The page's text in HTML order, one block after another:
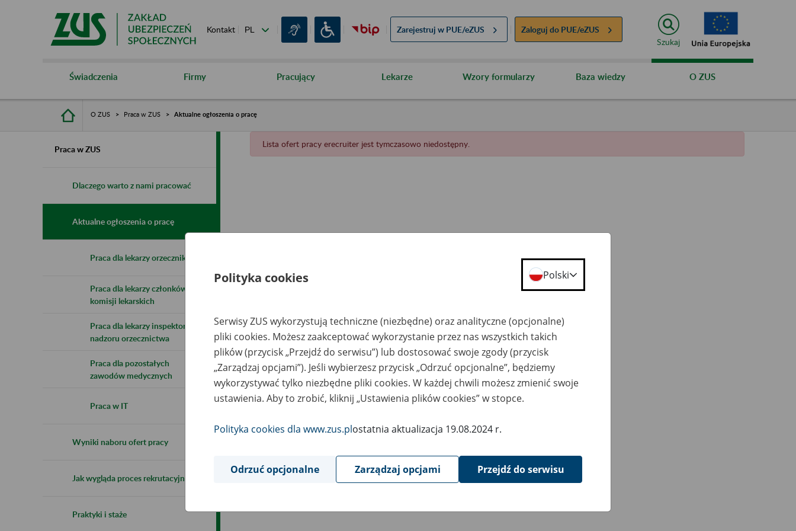
Kontakt Zarejestruj w PUE/eZUS Zaloguj do PUE/eZUS
Szukaj
Świadczenia Firmy Pracujący Lekarze Wzory formularzy Baza wiedzy O ZUS
O ZUS Praca w ZUS Aktualne ogłoszenia o pracę
Praca w ZUS
Dlaczego warto z nami pracować
Aktualne ogłoszenia o pracę
Praca dla lekarzy orzeczników
Praca dla lekarzy członków
komisji lekarskich
Praca dla lekarzy inspektorów
nadzoru orzecznictwa
Praca dla pozostałych
zawodów medycznych
Praca w IT
Wyniki naboru ofert pracy
Jak wygląda proces rekrutacyjny
Praktyki i staże
Lista ofert pracy erecruiter jest tymczasowo niedostępny.
Polityka cookies Polski
Serwisy ZUS wykorzystują techniczne (niezbędne) oraz analityczne (opcjonalne)
pliki cookies. Możesz zaakceptować wykorzystanie przez nas wszystkich takich
plików (przycisk „Przejdź do serwisu”) lub dostosować swoje zgody (przycisk
„Zarządzaj opcjami”). Jeśli wybierzesz przycisk „Odrzuć opcjonalne”, będziemy
wykorzystywać tylko niezbędne pliki cookies. W każdej chwili możesz zmienić swoje
ustawienia. Aby to zrobić, kliknij „Ustawienia plików cookies” w stopce.
Polityka cookies dla www.zus.plostatnia aktualizacja 19.08.2024 r.
Odrzuć opcjonalne Zarządzaj opcjami Przejdź do serwisu